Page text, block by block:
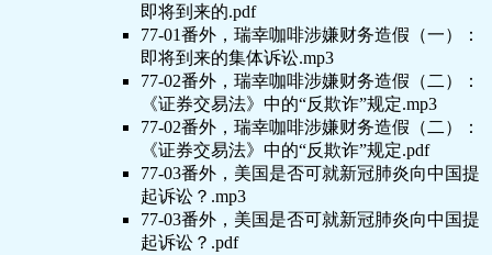
即将到来的.pdf
77-01番外，瑞幸咖啡涉嫌财务造假（一）：
即将到来的集体诉讼.mp3
77-02番外，瑞幸咖啡涉嫌财务造假（二）：
《证券交易法》中的“反欺诈”规定.mp3
77-02番外，瑞幸咖啡涉嫌财务造假（二）：
《证券交易法》中的“反欺诈”规定.pdf
77-03番外，美国是否可就新冠肺炎向中国提
起诉讼？.mp3
77-03番外，美国是否可就新冠肺炎向中国提
起诉讼？.pdf